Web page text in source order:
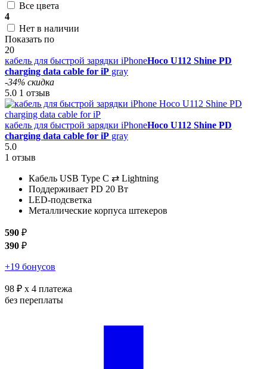
Все цвета
4
Нет в наличии
Показать по
20
кабель для быстрой зарядки iPhoneHoco U112 Shine PD
charging data cable for iP gray
-34% скидка
5.0 1 отзыв
кабель для быстрой зарядки iPhoneHoco U112 Shine PD
charging data cable for iP gray
5.0
1 отзыв
Кабель USB Type C ⇄ Lightning
Поддерживает PD 20 Вт
LED-подсветка
Металлические корпуса штекеров
590 ₽
390 ₽
+19 бонусов
98 ₽ x 4 платежа
без переплаты